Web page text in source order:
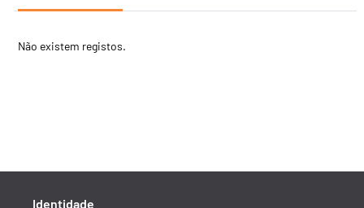
Não existem registos.
Identidade